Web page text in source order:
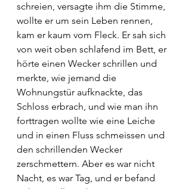
schreien, versagte ihm die Stimme,
wollte er um sein Leben rennen,
kam er kaum vom Fleck. Er sah sich
von weit oben schlafend im Bett, er
hörte einen Wecker schrillen und
merkte, wie jemand die
Wohnungstür aufknackte, das
Schloss erbrach, und wie man ihn
forttragen wollte wie eine Leiche
und in einen Fluss schmeissen und
den schrillenden Wecker
zerschmettern. Aber es war nicht
Nacht, es war Tag, und er befand